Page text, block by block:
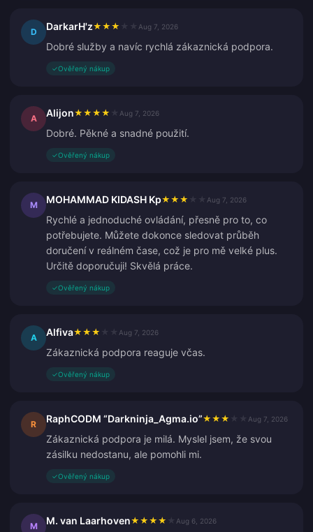
D DarkarH'z★ ★ ★ Aug 7, 2026
Dobré služby a navíc rychlá zákaznická podpora.
✓Ověřený nákup
A Alijon★ ★ ★ ★ Aug 7, 2026
Dobré. Pěkné a snadné použití.
✓Ověřený nákup
M MOHAMMAD KIDASH Kp★ ★ ★ Aug 7, 2026
Rychlé a jednoduché ovládání, přesně pro to, co
potřebujete. Můžete dokonce sledovat průběh
doručení v reálném čase, což je pro mě velké plus.
Určitě doporučuji! Skvělá práce.
✓Ověřený nákup
A Alfiva★ ★ ★ Aug 7, 2026
Zákaznická podpora reaguje včas.
✓Ověřený nákup
R RaphCODM “Darkninja_Agma.io”★ ★ ★ Aug 7, 2026
Zákaznická podpora je milá. Myslel jsem, že svou
zásilku nedostanu, ale pomohli mi.
✓Ověřený nákup
M M. van Laarhoven★ ★ ★ ★ Aug 6, 2026